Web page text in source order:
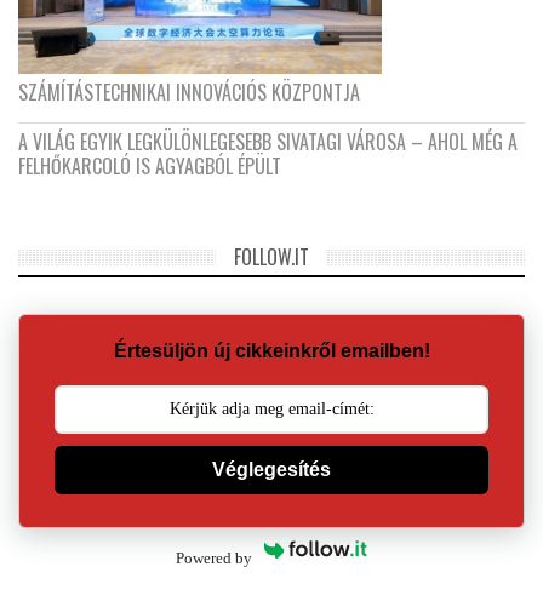
SZÁMÍTÁSTECHNIKAI INNOVÁCIÓS KÖZPONTJA
A VILÁG EGYIK LEGKÜLÖNLEGESEBB SIVATAGI VÁROSA – AHOL MÉG A
FELHŐKARCOLÓ IS AGYAGBÓL ÉPÜLT
FOLLOW.IT
Értesüljön új cikkeinkről emailben!
Véglegesítés
Powered by